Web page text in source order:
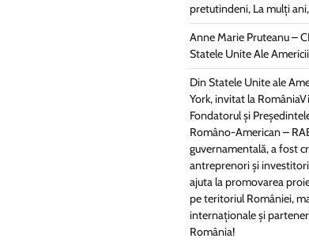
pretutindeni, La mulți
Anne Marie Pruteanu –
Statele Unite Ale
Din Statele Unite ale
York, invitat la
Fondatorul și
Româno-American –
guvernamentală, a fost
antreprenori și
ajuta la promovarea
pe teritoriul României,
internaționale și
România!